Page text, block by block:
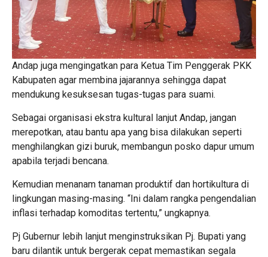
Andap juga mengingatkan para Ketua Tim Penggerak PKK
Kabupaten agar membina jajarannya sehingga dapat
mendukung kesuksesan tugas-tugas para suami.
Sebagai organisasi ekstra kultural lanjut Andap, jangan
merepotkan, atau bantu apa yang bisa dilakukan seperti
menghilangkan gizi buruk, membangun posko dapur umum
apabila terjadi bencana.
Kemudian menanam tanaman produktif dan hortikultura di
lingkungan masing-masing. “Ini dalam rangka pengendalian
inflasi terhadap komoditas tertentu,” ungkapnya.
Pj Gubernur lebih lanjut menginstruksikan Pj. Bupati yang
baru dilantik untuk bergerak cepat memastikan segala